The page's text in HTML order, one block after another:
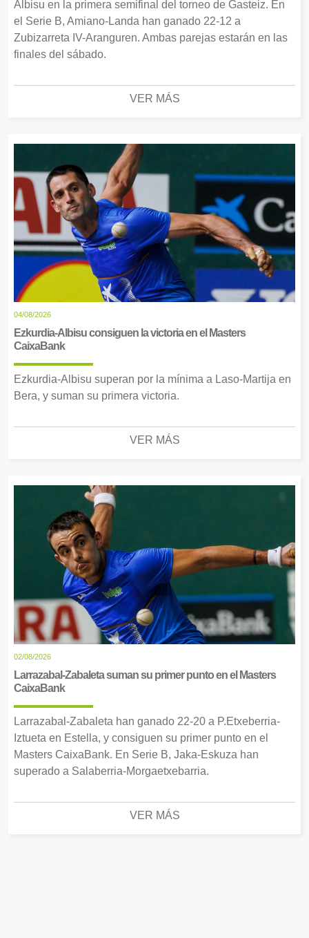
Albisu en la primera semifinal del torneo de Gasteiz. En
el Serie B, Amiano-Landa han ganado 22-12 a
Zubizarreta IV-Aranguren. Ambas parejas estarán en las
finales del sábado.
VER MÁS
04/08/2026
Ezkurdia-Albisu consiguen la victoria en el Masters
CaixaBank
Ezkurdia-Albisu superan por la mínima a Laso-Martija en
Bera, y suman su primera victoria.
VER MÁS
02/08/2026
Larrazabal-Zabaleta suman su primer punto en el Masters
CaixaBank
Larrazabal-Zabaleta han ganado 22-20 a P.Etxeberria-
Iztueta en Estella, y consiguen su primer punto en el
Masters CaixaBank. En Serie B, Jaka-Eskuza han
superado a Salaberria-Morgaetxebarria.
VER MÁS